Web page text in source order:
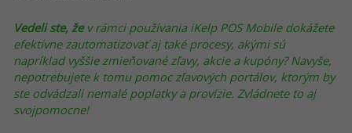
Vedeli ste, žev rámci používania iKelp POS Mobile dokážete
efektívne zautomatizovať aj také procesy, akými sú
napríklad vyššie zmieňované zľavy, akcie a kupóny? Navyše,
nepotrebujete k tomu pomoc zľavových portálov, ktorým by
ste odvádzali nemalé poplatky a provízie. Zvládnete to aj
svojpomocne!